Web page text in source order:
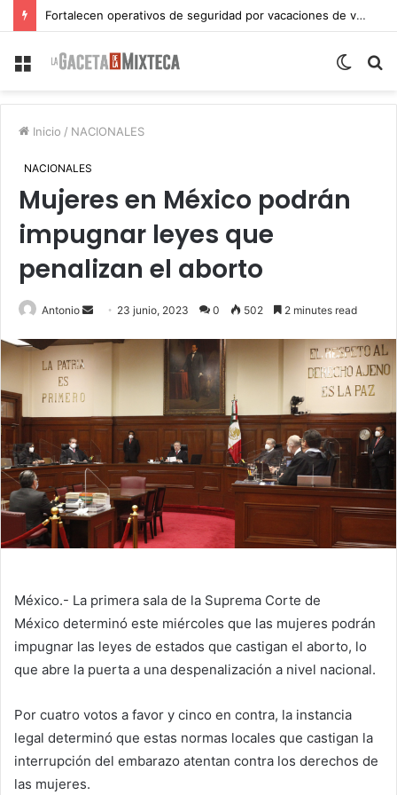
Fortalecen operativos de seguridad por vacaciones de verano en Atlixco
Menu
Switch
Inicio / NACIONALES
NACIONALES
Mujeres en México podrán
impugnar leyes que
penalizan el aborto
Antonio
Send
email
23 junio, 2023 0 502 2 minutes read
México.- La primera sala de la Suprema Corte de
México determinó este miércoles que las mujeres podrán
impugnar las leyes de estados que castigan el aborto, lo
que abre la puerta a una despenalización a nivel nacional.
Por cuatro votos a favor y cinco en contra, la instancia
legal determinó que estas normas locales que castigan la
interrupción del embarazo atentan contra los derechos de
las mujeres.